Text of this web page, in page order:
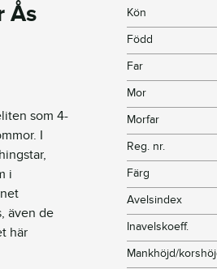
Ås
som 4-
I
i
även de
här
Kön
Född
Far
Mor
Morfar
Reg. nr.
Färg
Avelsindex
Inavelskoeff.
Mankhöjd/